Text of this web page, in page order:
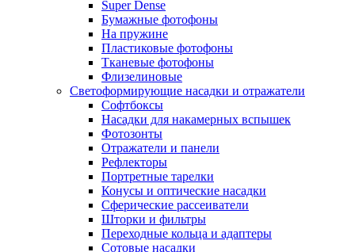
Super Dense
Бумажные фотофоны
На пружине
Пластиковые фотофоны
Тканевые фотофоны
Флизелиновые
Светоформирующие насадки и отражатели
Софтбоксы
Насадки для накамерных вспышек
Фотозонты
Отражатели и панели
Рефлекторы
Портретные тарелки
Конусы и оптические насадки
Сферические рассеиватели
Шторки и фильтры
Переходные кольца и адаптеры
Сотовые насадки